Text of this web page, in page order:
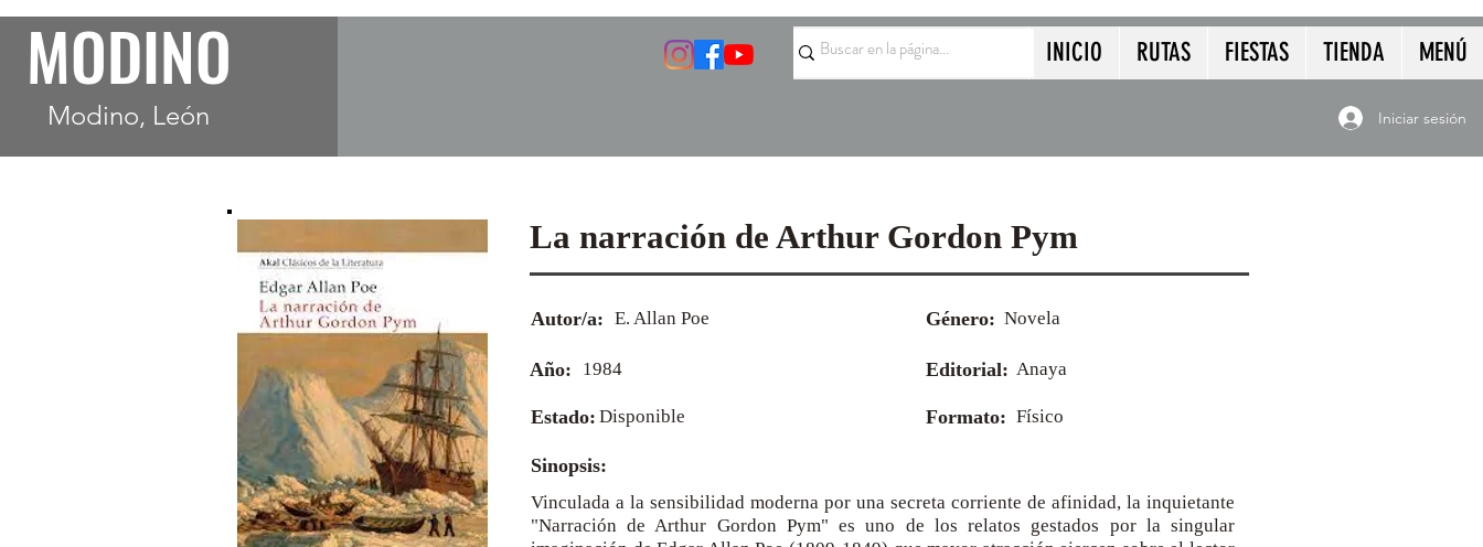
MODINO
Modino, León
INICIO RUTAS FIESTAS TIENDA MENÚ
Iniciar sesión
La narración de Arthur Gordon Pym
Autor/a: E. Allan Poe
Año: 1984
Estado: Disponible
Género: Novela
Editorial: Anaya
Formato: Físico
Sinopsis:
Vinculada a la sensibilidad moderna por una secreta corriente de afinidad, la inquietante
"Narración de Arthur Gordon Pym" es uno de los relatos gestados por la singular